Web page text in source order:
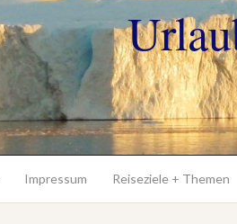
Impressum Reiseziele + Themen